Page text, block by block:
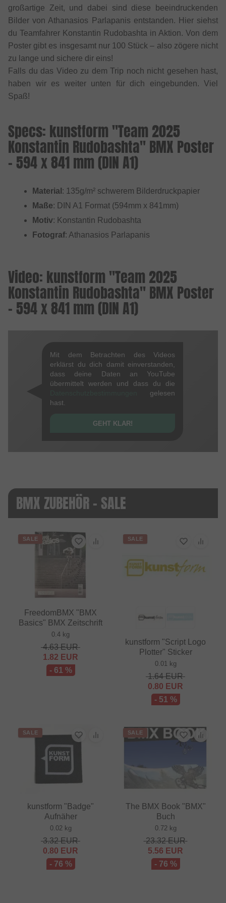
großartige Zeit, und dabei sind diese beeindruckenden
Bilder von Athanasios Parlapanis entstanden. Hier siehst
du Teamfahrer Konstantin Rudobashta in Aktion. Von dem
Poster gibt es insgesamt nur 100 Stück – also zögere nicht
zu lange und sichere dir eins!
Falls du das Video zu dem Trip noch nicht gesehen hast,
haben wir es weiter unten für dich eingebunden. Viel
Spaß!
Specs: kunstform "Team 2025
Konstantin Rudobashta" BMX Poster
- 594 x 841 mm (DIN A1)
Material : 135g/m² schwerem Bilderdruckpapier
Maße: DIN A1 Format (594mm x 841mm)
Motiv: Konstantin Rudobashta
Fotograf: Athanasios Parlapanis
Video: kunstform "Team 2025
Konstantin Rudobashta" BMX Poster
- 594 x 841 mm (DIN A1)
Mit dem Betrachten des Videos
erklärst du dich damit einverstanden,
dass deine Daten an YouTube
übermittelt werden und dass du die
gelesen
hast.
GEHT KLAR!
BMX ZUBEHÖR - SALE
SALE
FreedomBMX "BMX
Basics" BMX Zeitschrift
0.4 kg
4.63EUR
1.82 EUR
- 61 %
SALE
kunstform "Script Logo
Plotter" Sticker
0.01 kg
1.64EUR
0.80 EUR
- 51 %
SALE
kunstform "Badge"
Aufnäher
0.02 kg
3.32EUR
0.80 EUR
- 76 %
SALE
The BMX Book "BMX"
Buch
0.72 kg
23.32EUR
5.56 EUR
- 76 %